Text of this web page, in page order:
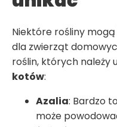
Niektóre rośliny
dla zwierząt
roślin, których należy
kotów:
Azalia: Bardzo
może